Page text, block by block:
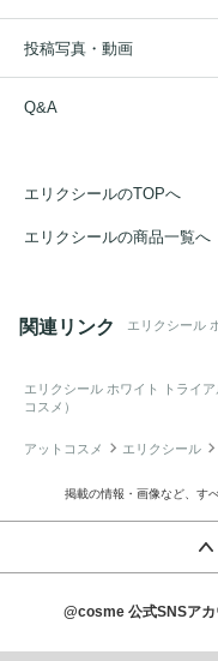
投稿写真・動画
Q&A
エリクシールのTOPへ
エリクシールの商品一覧へ
関連リンク エリクシール
エリクシール ホワイト トライア
コスメ）
アットコスメ エリクシール
掲載の情報・画像など、す
@cosme 公式SNSアカ